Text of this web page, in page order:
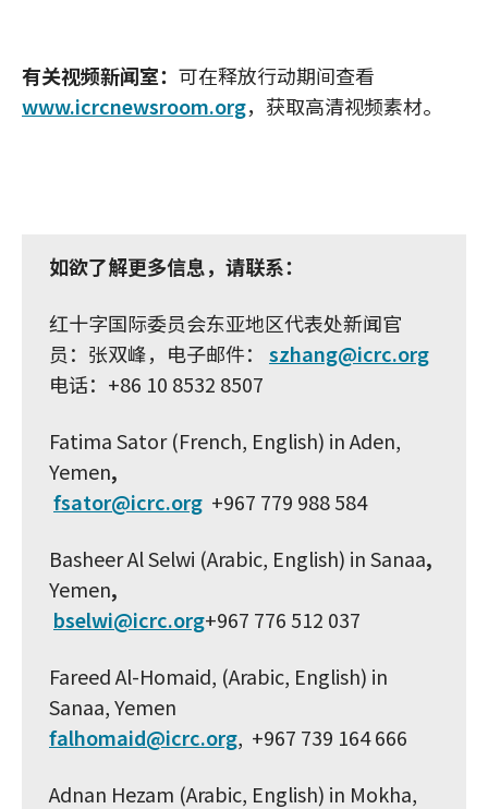
有关视频新闻室： 可在释放行动期间查看
www.icrcnewsroom.org，获取高清视频素材。
如欲了解更多信息，请联系：
红十字国际委员会东亚地区代表处新闻官
员：张双峰，电子邮件： szhang@icrc.org
电话：+86 10 8532 8507
Fatima Sator (French, English) in Aden,
Yemen,
fsator@icrc.org +967 779 988 584
Basheer Al Selwi (Arabic, English) in Sanaa,
Yemen,
bselwi@icrc.org+967 776 512 037
Fareed Al-Homaid, (Arabic, English) in
Sanaa, Yemen
falhomaid@icrc.org, +967 739 164 666
Adnan Hezam (Arabic, English) in Mokha,